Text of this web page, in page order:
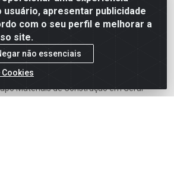
usuário, apresentar publicidade
com o seu perfil e melhorar a
site.
não essenciais
realizadas exclusivamente pelo site.
de preço de um produto, será válido o
no carrinho de compras do site no
As vendas estão sujeitas a análise
do estoque. Imagens de produtos
ilustrativas.
Materiais de Construção em Geral